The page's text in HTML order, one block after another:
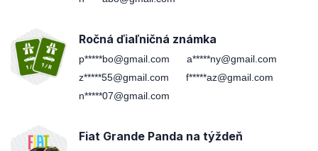
Ročná ďiaľničná známka
p*****bo@gmail.com
a*****ny@gmail.com
z*****55@gmail.com
f*****az@gmail.com
n*****07@gmail.com
Fiat Grande Panda na týždeň